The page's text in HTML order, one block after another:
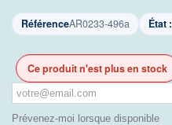
RéférenceAR0233-496a État :
Ce produit n'est plus en stock
Prévenez-moi lorsque disponible